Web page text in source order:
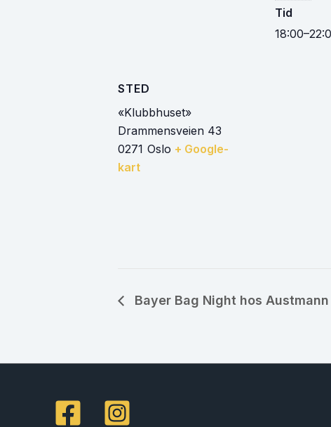
Tid
STED
«Klubbhuset»
Drammensveien 43
Oslo
0271
+ Google-
kart
Bayer Bag Night hos